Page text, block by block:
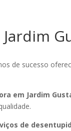
de sucesso
em Jardim
de